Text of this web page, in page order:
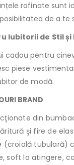
rafinate sunt
de a
Iubitorii de Stil și
cadou pentru
piese
de modă.
BRAND
din bumbac
şi fire de
(croială tubulară)
soft la atingere,